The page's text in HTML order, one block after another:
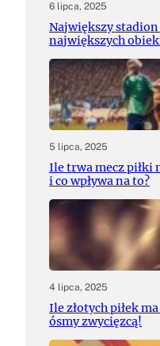
6 lipca, 2025
Największy stadion
największych
5 lipca, 2025
Ile trwa mecz piłki
i co wpływa na to?
4 lipca, 2025
Ile złotych piłek
ósmy zwycięzcą!